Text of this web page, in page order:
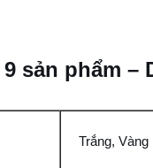
sản phẩm –
Trắng, Vàng